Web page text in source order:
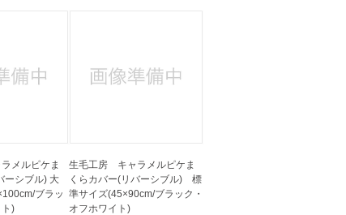
メルピケま
ーシブル) 大
ブラッ
)
生毛工房 キャラメルピケま
くらカバー(リバーシブル) 標
準サイズ(45×90cm/ブラック・
オフホワイト)